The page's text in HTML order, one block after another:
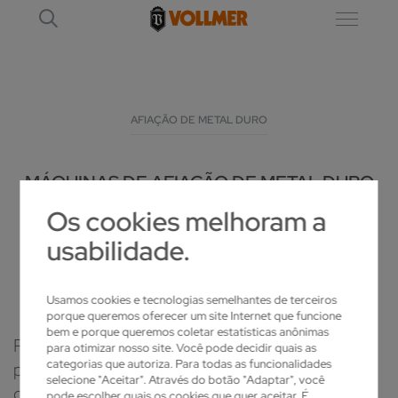
Os cookies melhoram a
usabilidade.
Usamos cookies e tecnologias semelhantes de terceiros
porque queremos oferecer um site Internet que funcione
bem e porque queremos coletar estatísticas anônimas
para otimizar nosso site. Você pode decidir quais as
categorias que autoriza. Para todas as funcionalidades
selecione "Aceitar". Através do botão "Adaptar", você
AFIAÇÃO DE METAL DURO
MÁQUINAS DE AFIAÇÃO DE METAL DURO
PARA FERRAMENTAS ROTATIVAS
ALTAMENTE PRECISAS
Para uma produtividade claramente superior do
processo de afiação, sem comprometer a
qualidade, a VOLLMER apresenta uma solução